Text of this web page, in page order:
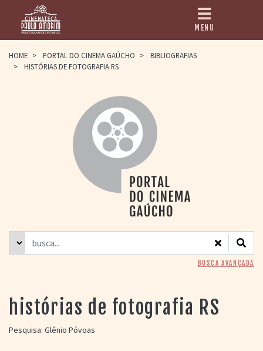
HOME
PAULO AMORIM
> HOMENAGEADOS
> EQUIPE
> ASSOCIAÇÃO DOS
> BIBLIOTECA
ROMEU GRIMALDI
> GRADE SEMANAL
> PREÇOS E
DESCONTOS
PORTAL DO
CINEMA GAÚCHO
> APRESENTAÇÃO
MENU
HOME > PORTAL DO CINEMA GAÚCHO >
BIBLIOGRAFIAS
>
HISTÓRIAS DE FOTOGRAFIA RS
BUSCA AVANÇADA
histórias de fotografia RS
Pesquisa: Glênio Póvoas